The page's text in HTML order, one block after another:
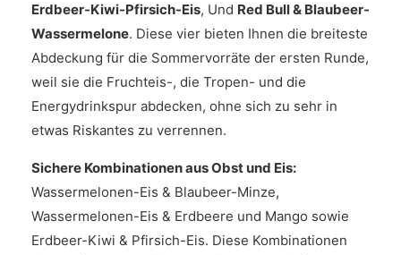
Erdbeer-Kiwi-Pfirsich-Eis, Und Red Bull & Blaubeer-
Wassermelone. Diese vier bieten Ihnen die breiteste
Abdeckung für die Sommervorräte der ersten Runde,
weil sie die Fruchteis-, die Tropen- und die
Energydrinkspur abdecken, ohne sich zu sehr in
etwas Riskantes zu verrennen.
Sichere Kombinationen aus Obst und Eis:
Wassermelonen-Eis & Blaubeer-Minze,
Wassermelonen-Eis & Erdbeere und Mango sowie
Erdbeer-Kiwi & Pfirsich-Eis. Diese Kombinationen